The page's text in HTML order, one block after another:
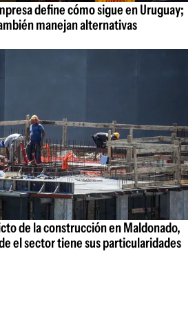
define cómo sigue en Uruguay;
manejan alternativas
de la construcción en Maldonado,
el sector tiene sus particularidades